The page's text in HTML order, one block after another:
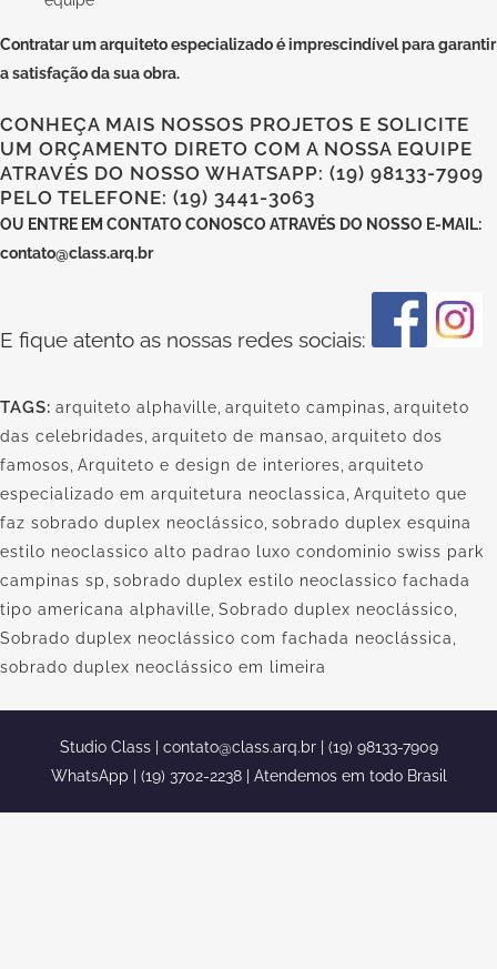
Contratar um arquiteto especializadoé imprescindível para garantir
a satisfação da sua obra.
CONHEÇA MAIS NOSSOS PROJETOS E SOLICITE
UM ORÇAMENTO DIRETO COM A NOSSA EQUIPE
ATRAVÉS DO NOSSO WHATSAPP: (19) 98133-7909
PELO TELEFONE: (19) 3441-3063
OU ENTRE EM CONTATO CONOSCOATRAVÉS DO NOSSO E-MAIL:
contato@class.arq.br
E fique atento as nossas redes sociais:
TAGS: arquiteto alphaville, arquiteto campinas, arquiteto
das celebridades, arquiteto de mansao, arquiteto dos
famosos, Arquiteto e design de interiores, arquiteto
especializado em arquitetura neoclassica, Arquiteto que
faz sobrado duplex neoclássico, sobrado duplex esquina
estilo neoclassico alto padrao luxo condominio swiss park
campinas sp, sobrado duplex estilo neoclassico fachada
tipo americana alphaville, Sobrado duplex neoclássico,
Sobrado duplex neoclássico com fachada neoclássica,
sobrado duplex neoclássico em limeira
Studio Class | contato@class.arq.br| (19) 98133-7909
WhatsApp | (19) 3702-2238 | Atendemos em todo Brasil